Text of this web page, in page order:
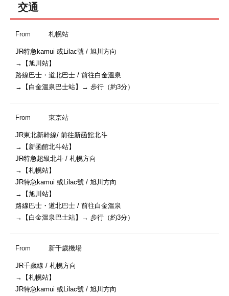
交通
From 札幌站
JR特急kamui 或Lilac號 / 旭川方向
→【旭川站】
路線巴士・道北巴士 / 前往白金溫泉
→【白金溫泉巴士站】→ 步行（約3分）
From 東京站
JR東北新幹線/ 前往新函館北斗
→【新函館北斗站】
JR特急超級北斗 / 札幌方向
→【札幌站】
JR特急kamui 或Lilac號 / 旭川方向
→【旭川站】
路線巴士・道北巴士 / 前往白金溫泉
→【白金溫泉巴士站】→ 步行（約3分）
From 新千歲機場
JR千歲線 / 札幌方向
→【札幌站】
JR特急kamui 或Lilac號 / 旭川方向